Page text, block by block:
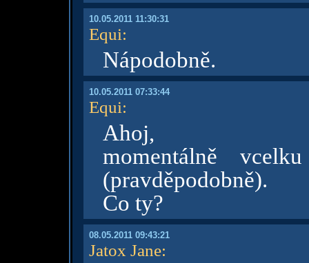
10.05.2011 11:30:31
Equi:
Nápodobně.
10.05.2011 07:33:44
Equi:
Ahoj,
momentálně
(pravděpodobně).
Co ty?
08.05.2011 09:43:21
Jatox Jane: